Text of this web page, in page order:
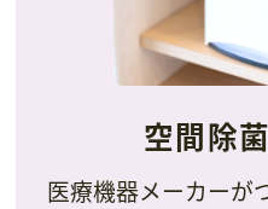
空間除
医療機器メーカーが